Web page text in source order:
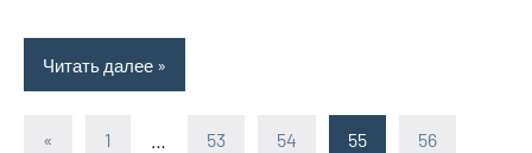
Читать далее
« Предыдущие
1 53 54 55 56